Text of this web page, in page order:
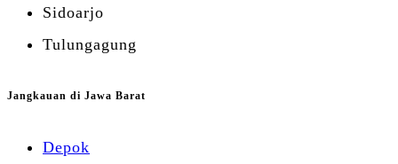
Sidoarjo
Tulungagung
Jangkauan di Jawa Barat
Depok